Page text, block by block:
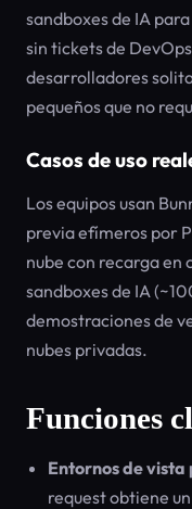
sandboxes de IA
sin tickets de
desarrolladores
pequeños que no
Casos de uso
Los equipos usan
previa efímeros por
nube con recarga
sandboxes de IA
demostraciones de
nubes privadas.
Funciones
Entornos de
request obtiene